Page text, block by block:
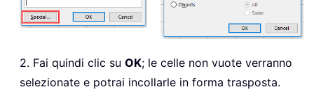
2. Fai quindi clic su OK; le celle non vuote verranno
selezionate e potrai incollarle in forma trasposta.